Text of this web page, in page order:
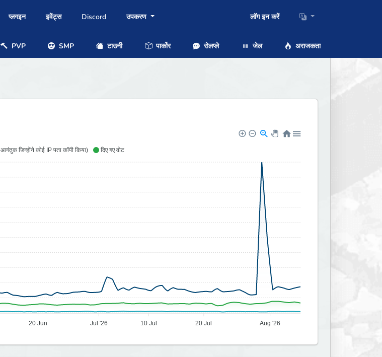
प्लगइन इवेंट्स Discord उपकरण लॉग इन करें
PVP SMP टाउनी पार्कोर रोलप्ले जेल अराजकता
आगंतुक जिन्होंने कोई IP पता कॉपी किया) दिए गए वोट
20 Jun Jul '26 10 Jul 20 Jul Aug '26